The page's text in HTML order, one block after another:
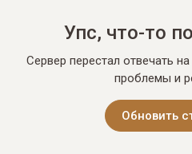
Упс, что-то
Сервер перестал отвечать
проблемы и
Обновить